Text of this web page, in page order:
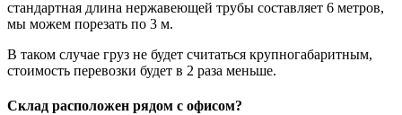
стандартная длина нержавеющей трубы составляет 6 метров,
мы можем порезать по 3 м.
В таком случае груз не будет считаться крупногабаритным,
стоимость перевозки будет в 2 раза меньше.
Склад расположен рядом с офисом?